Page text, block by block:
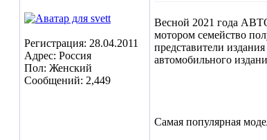
Регистрация: 28.04.2011
Адрес: Россия
Пол: Женский
Сообщений: 2,449
Весной 2021 года
мотором семейство
представители
автомобильного
Самая популярная